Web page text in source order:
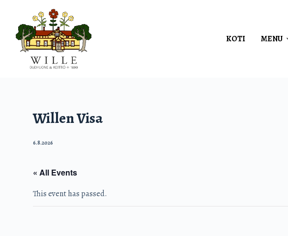
KOTI MENU
Willen Visa
6.8.2026
« All Events
This event has passed.